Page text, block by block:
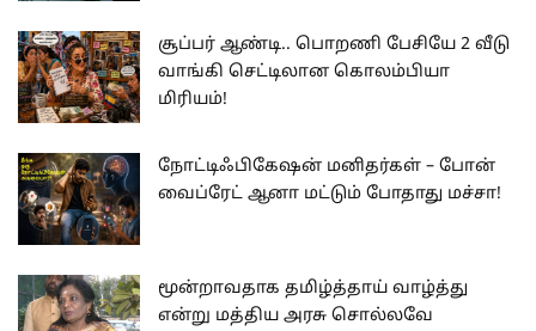
சூப்பர் ஆண்டி.. பொறணி பேசியே 2 வீடு
வாங்கி செட்டிலான கொலம்பியா
மிரியம்!
நோட்டிஃபிகேஷன் மனிதர்கள் – போன்
வைப்ரேட் ஆனா மட்டும் போதாது மச்சா!
மூன்றாவதாக தமிழ்த்தாய் வாழ்த்து
என்று மத்திய அரசு சொல்லவே